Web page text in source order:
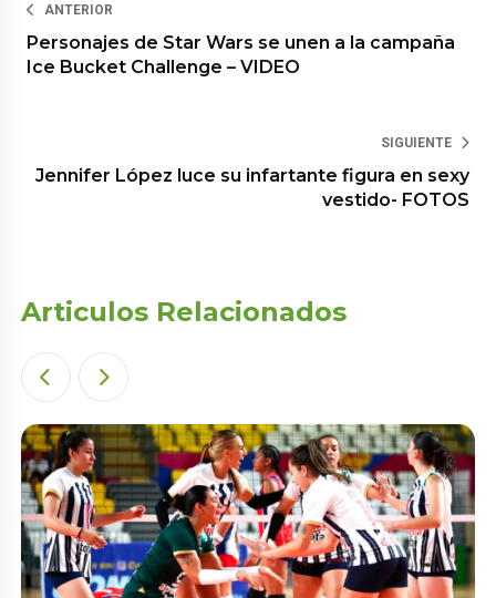
ANTERIOR
Personajes de Star Wars se unen a la campaña
Ice Bucket Challenge – VIDEO
SIGUIENTE
Jennifer López luce su infartante figura en sexy
vestido- FOTOS
Articulos Relacionados